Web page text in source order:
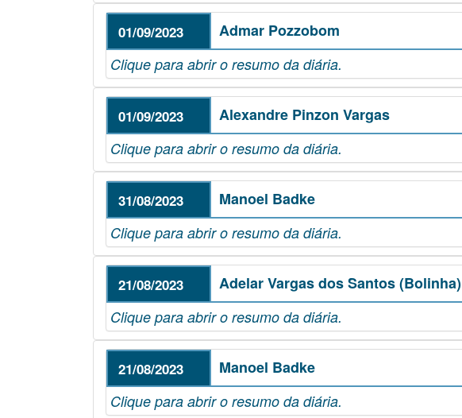
01/09/2023 Admar Pozzobom
Clique para abrir o resumo da diária.
01/09/2023 Alexandre Pinzon Vargas
Clique para abrir o resumo da diária.
31/08/2023 Manoel Badke
Clique para abrir o resumo da diária.
21/08/2023 Adelar Vargas dos Santos (Bolinha)
Clique para abrir o resumo da diária.
21/08/2023 Manoel Badke
Clique para abrir o resumo da diária.